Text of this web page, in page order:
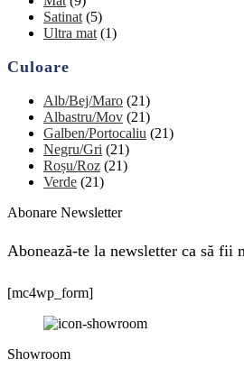
Satinat (5)
Ultra mat (1)
Culoare
Alb/Bej/Maro (21)
Albastru/Mov (21)
Galben/Portocaliu (21)
Negru/Gri (21)
Roșu/Roz (21)
Verde (21)
Abonare Newsletter
Abonează-te la newsletter ca să fii
[mc4wp_form]
Showroom